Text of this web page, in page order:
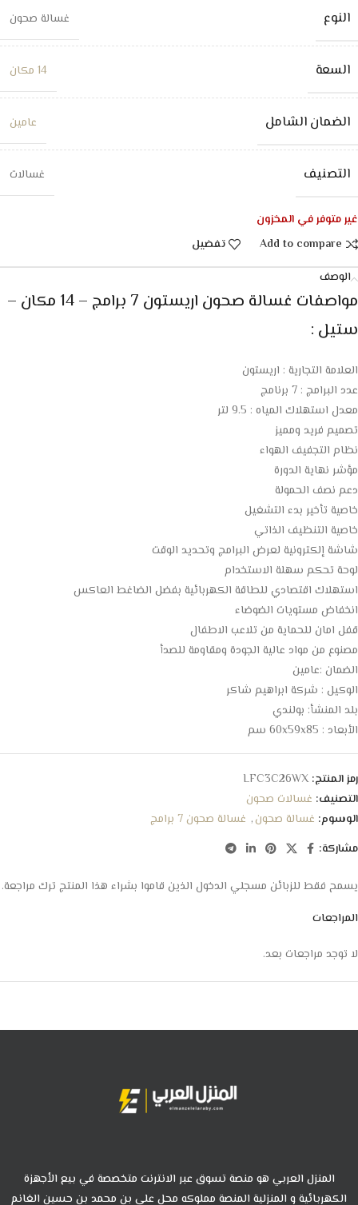
النوع غسالة صحون
السعة 14 مكان
الضمان الشامل عامين
التصنيف غسالات
غير متوفر في المخزون
Add to compare
تفضيل
الوصف
مواصفات غسالة صحون اريستون 7 برامج – 14 مكان –
ستيل :
العلامة التجارية : اريستون
عدد البرامج : 7 برنامج
معدل استهلاك المياه : 9.5 لتر
تصميم فريد ومميز
نظام التجفيف الهواء
مؤشر نهاية الدورة
دعم نصف الحمولة
خاصية تأخير بدء التشغيل
خاصية التنظيف الذاتي
شاشة إلكترونية لعرض البرامج وتحديد الوقت
لوحة تحكم سهلة الاستخدام
استهلاك اقتصادي للطاقة الكهربائية بفضل الضاغط العاكس
انخفاض مستويات الضوضاء
قفل امان للحماية من تلاعب الاطفال
مصنوع من مواد عالية الجودة ومقاومة للصدأ
الضمان :عامين
الوكيل : شركة ابراهيم شاكر
بلد المنشأ: بولندي
الأبعاد : 60x59x85 سم
رمز المنتج:LFC3C26WX
التصنيف: غسالات صحون
الوسوم: غسالة صحون, غسالة صحون 7 برامج
مشاركة:
المراجعات
لا توجد مراجعات بعد.
يسمح فقط للزبائن مسجلي الدخول الذين قاموا بشراء هذا المنتج ترك مراجعة.
المنزل العربي هو منصة تسوق عبر الانترنت متخصصة في بيع الأجهزة
الكهربائية و المنزلية المنصة مملوكه محل علي بن محمد بن حسين الغانم